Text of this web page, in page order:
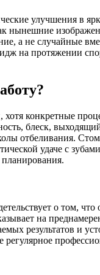
улучшения в
нынешние
а не случайные
на протяжении
конкретные
блеск,
отбеливания.
удаче с
планирования.
о том,
на
результатов и